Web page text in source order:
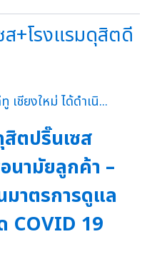
ส+โรงแรมดุสิตดี
ตปริ๊นเซส
นามัยลูกค้า –
าตรการดูแล
COVID 19